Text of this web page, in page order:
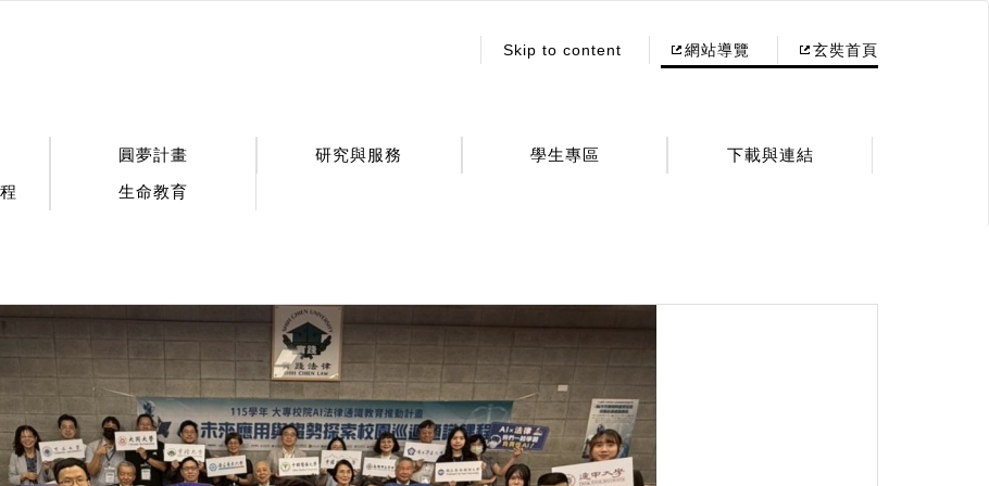
Skip to content 網站導覽 玄奘首頁
圓夢計畫 研究與服務 學生專區
下載與連結
生命教育